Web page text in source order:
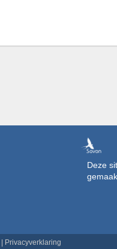
Deze
| Privacyverklaring